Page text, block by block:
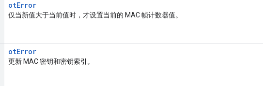
otError
仅当新值大于当前值时，才设置当前的 MAC 帧计数器值。
otError
更新 MAC 密钥和密钥索引。